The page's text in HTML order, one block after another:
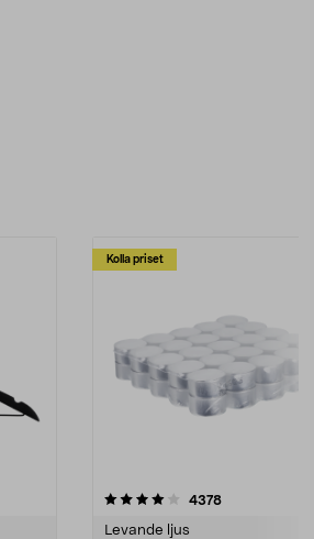
Kolla priset
4378recensioner
Levande ljus
4.5av 5 stjärnor